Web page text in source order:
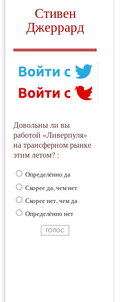
Стивен
Джеррард
Довольны ли вы
работой «Ливерпуля»
на трансферном рынке
этим летом? :
Определённо да
Скорее да, чем нет
Скорее нет, чем да
Определённо нет